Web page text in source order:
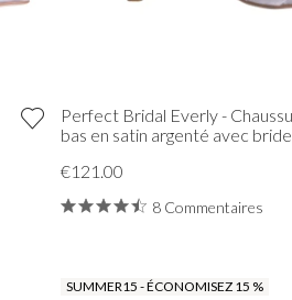
Perfect Bridal Everly -
bas en satin argenté avec
€121.00
8 Commentaires
SUMMER15 - ÉCONOMISEZ 15 %